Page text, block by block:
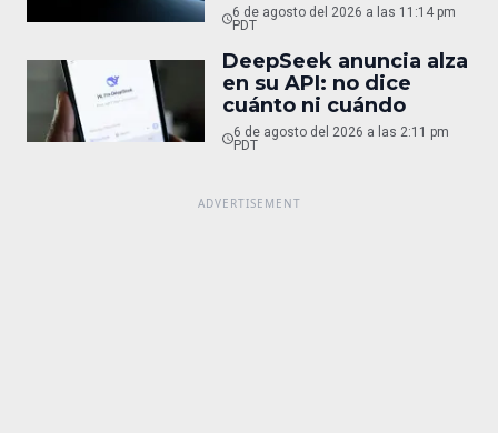
6 de agosto del 2026 a las 11:14 pm
PDT
DeepSeek anuncia alza
en su API: no dice
cuánto ni cuándo
6 de agosto del 2026 a las 2:11 pm
PDT